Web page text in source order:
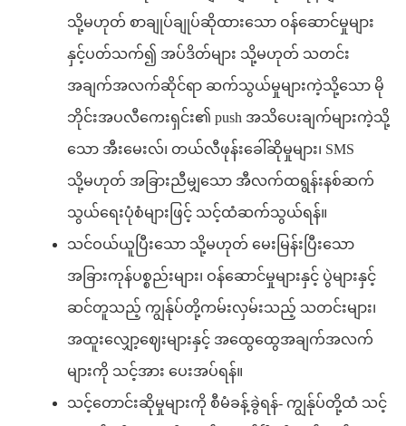
သို့မဟုတ် စာချုပ်ချုပ်ဆိုထားသော ဝန်ဆောင်မှုများ
နှင့်ပတ်သက်၍ အပ်ဒိတ်များ သို့မဟုတ် သတင်း
အချက်အလက်ဆိုင်ရာ ဆက်သွယ်မှုများကဲ့သို့သော မို
ဘိုင်းအပလီကေးရှင်း၏ push အသိပေးချက်များကဲ့သို့
သော အီးမေးလ်၊ တယ်လီဖုန်းခေါ်ဆိုမှုများ၊ SMS
သို့မဟုတ် အခြားညီမျှသော အီလက်ထရွန်းနစ်ဆက်
သွယ်ရေးပုံစံများဖြင့် သင့်ထံဆက်သွယ်ရန်။
သင်ဝယ်ယူပြီးသော သို့မဟုတ် မေးမြန်းပြီးသော
အခြားကုန်ပစ္စည်းများ၊ ဝန်ဆောင်မှုများနှင့် ပွဲများနှင့်
ဆင်တူသည့် ကျွန်ုပ်တို့ကမ်းလှမ်းသည့် သတင်းများ၊
အထူးလျှော့ဈေးများနှင့် အထွေထွေအချက်အလက်
များကို သင့်အား ပေးအပ်ရန်။
သင့်တောင်းဆိုမှုများကို စီမံခန့်ခွဲရန်- ကျွန်ုပ်တို့ထံ သင့်